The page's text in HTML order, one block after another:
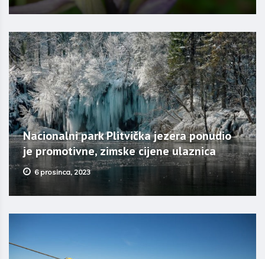
Nacionalni park Plitvička jezera ponudio
je promotivne, zimske cijene ulaznica
6 prosinca, 2023